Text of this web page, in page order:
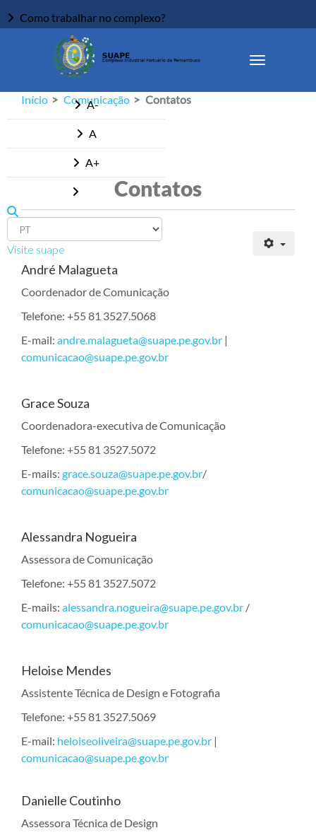
Como trabalhar no complexo?
Ouvidoria
Acessibilidade
A-
A
A+
Visite suape
Início Comunicação Contatos
Contatos
André Malagueta
Coordenador de Comunicação
Telefone: +55 81 3527.5068
E-mail: andre.malagueta@suape.pe.gov.br |
comunicacao@suape.pe.gov.br
Grace Souza
Coordenadora-executiva de Comunicação
Telefone: +55 81 3527.5072
E-mails: grace.souza@suape.pe.gov.br/
comunicacao@suape.pe.gov.br
Alessandra Nogueira
Assessora de Comunicação
Telefone: +55 81 3527.5072
E-mails: alessandra.nogueira@suape.pe.gov.br /
comunicacao@suape.pe.gov.br
Heloise Mendes
Assistente Técnica de Design e Fotografia
Telefone: +55 81 3527.5069
E-mail: heloiseoliveira@suape.pe.gov.br |
comunicacao@suape.pe.gov.br
Danielle Coutinho
Assessora Técnica de Design